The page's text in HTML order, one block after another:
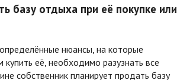
базу отдыха при её покупке или
нюансы, на которые
её, необходимо разузнать все
собственник планирует продать базу